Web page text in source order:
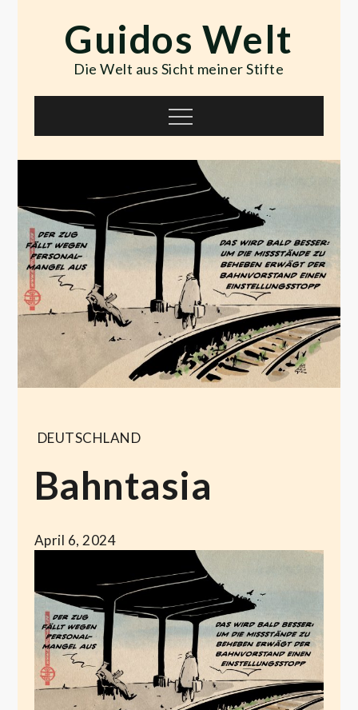
contentGuidos Welt
Die Welt aus Sicht meiner Stifte
Menu
DEUTSCHLAND
Bahntasia
April 6, 2024